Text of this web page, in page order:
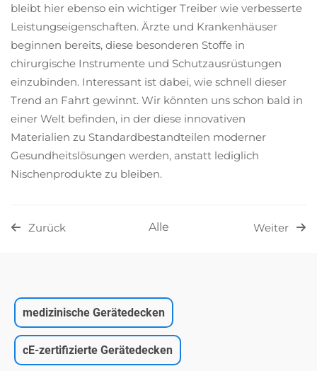
bleibt hier ebenso ein wichtiger Treiber wie verbesserte
Leistungseigenschaften. Ärzte und Krankenhäuser
beginnen bereits, diese besonderen Stoffe in
chirurgische Instrumente und Schutzausrüstungen
einzubinden. Interessant ist dabei, wie schnell dieser
Trend an Fahrt gewinnt. Wir könnten uns schon bald in
einer Welt befinden, in der diese innovativen
Materialien zu Standardbestandteilen moderner
Gesundheitslösungen werden, anstatt lediglich
Nischenprodukte zu bleiben.
Zurück Alle Weiter
medizinische Gerätedecken
cE-zertifizierte Gerätedecken